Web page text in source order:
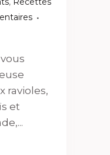
ravioles,
et